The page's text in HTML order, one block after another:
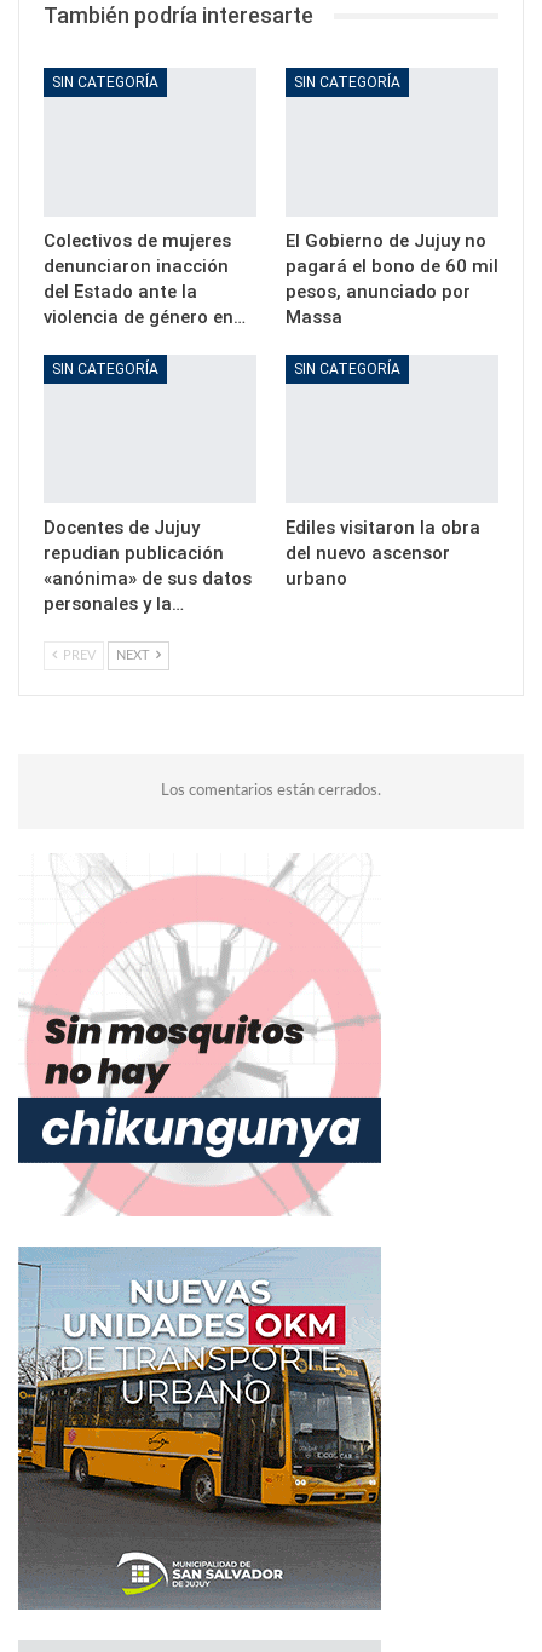
También podría interesarte
SIN CATEGORÍA
Colectivos de mujeres
denunciaron inacción
del Estado ante la
violencia de género en…
SIN CATEGORÍA
El Gobierno de Jujuy no
pagará el bono de 60 mil
pesos, anunciado por
Massa
SIN CATEGORÍA
Docentes de Jujuy
repudian publicación
«anónima» de sus datos
personales y la…
SIN CATEGORÍA
Ediles visitaron la obra
del nuevo ascensor
urbano
PREV NEXT
Los comentarios están cerrados.